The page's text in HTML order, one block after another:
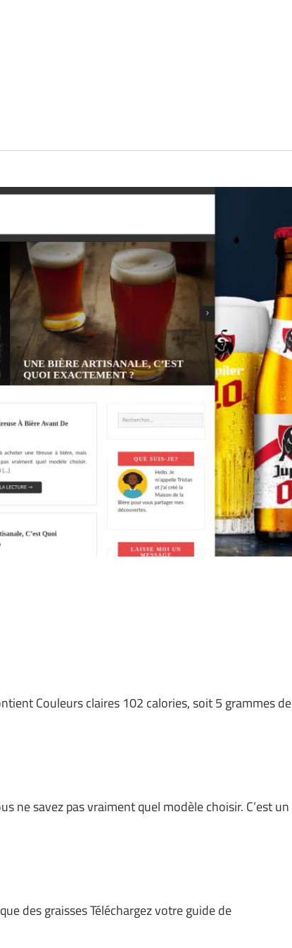
Couleurs claires 102 calories, soit 5 grammes de
ne savez pas vraiment quel modèle choisir. C’est un
des graisses Téléchargez votre guide de